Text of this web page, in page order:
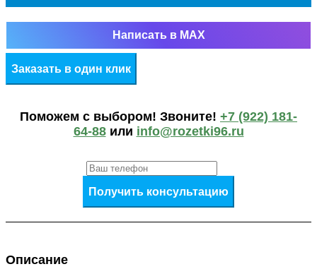
Написать в MAX
Заказать в один клик
Поможем c выбором! Звоните! +7 (922) 181-
64-88или info@rozetki96.ru
Получить консультацию
Описание